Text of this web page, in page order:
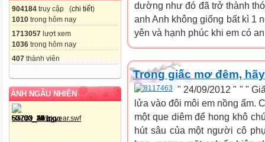
904184 truy cập (chi tiết)
1010 trong hôm nay
1713057 lượt xem
1036 trong hôm nay
407 thành viên
ẢNH NGẪU NHIÊN
dường như đó đã trở thành
anh Anh không giống bất kì 1
yên và hạnh phúc khi em có
Trong giấc mơ đêm,
" 24/09/2012 " " "
lửa vào đôi môi em nồng ấm.
một que diêm để hong khô
hút sâu của một người cô